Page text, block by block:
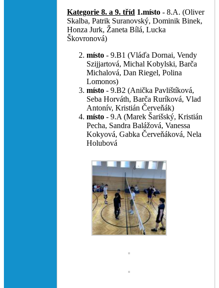
Kategorie 8. a 9. tříd 1.místo - 8.A. (Oliver
Skalba, Patrik Suranovský, Dominik Binek,
Honza Jurk, Žaneta Bílá, Lucka
Škovronová)
místo - 9.B1 (Vláďa Dornai, Vendy
Szijjartová, Michal Kobylski, Barča
Michalová, Dan Riegel, Polina
Lomonos)
místo - 9.B2 (Anička Pavlištíková,
Seba Horváth, Barča Ruríková, Vlad
Antonív, Kristián Červeňák)
místo - 9.A (Marek Šarišský, Kristián
Pecha, Sandra Balážová, Vanessa
Kokyová, Gabka Červeňáková, Nela
Holubová